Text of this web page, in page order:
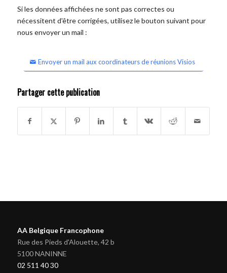
Si les données affichées ne sont pas correctes ou
nécessitent d'être corrigées, utilisez le bouton suivant pour
nous envoyer un mail :
Envoyer un mail aux coordinateurs de réunions Visios
Partager cette publication
AA Belgique Francophone
Rue des Pieds d'Alouette, 42 b
5100 NANINNE
02 511 40 30